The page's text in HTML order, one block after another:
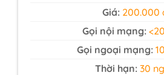
Giá: 200.000
Gọi nội mạng:
Gọi ngoại mạng:
Thời hạn:30